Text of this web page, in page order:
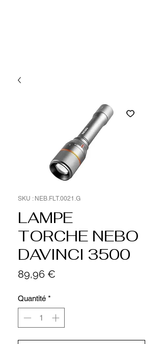
SKU : NEB.FLT.0021.G
LAMPE
TORCHE NEBO
DAVINCI 3500
89,96 €
Quantité *